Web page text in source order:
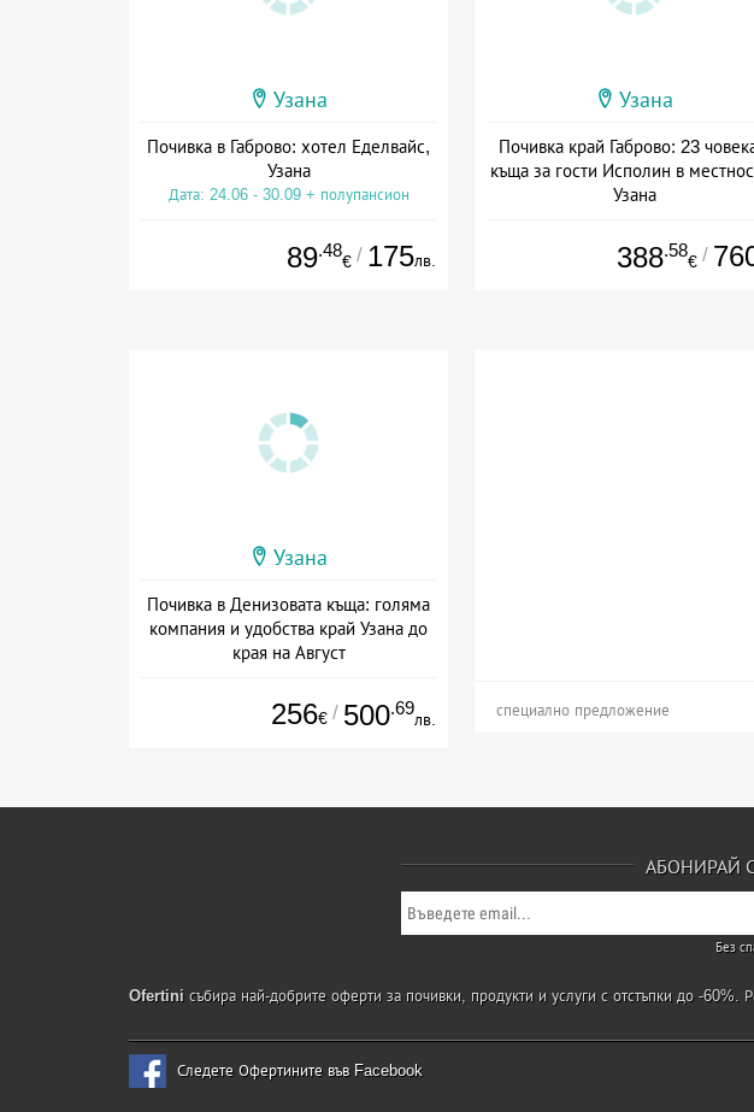
Узана
Почивка в Габрово: хотел Еделвайс,
Узана
Дата: 24.06 - 30.09 + полупансион
89.48
€ / 175лв.
Узана
Почивка край Габрово: 23
къща за гости Исполин в
Узана
388.58
€ /
Узана
Почивка в Денизовата къща: голяма
компания и удобства край Узана до
края на Август
256€ / 500.69
лв. специално предложение
АБОНИРАЙ
Без
Ofertini събира най-добрите оферти за почивки, продукти и услуги с отстъпки до -
Следете Офертините във Facebook